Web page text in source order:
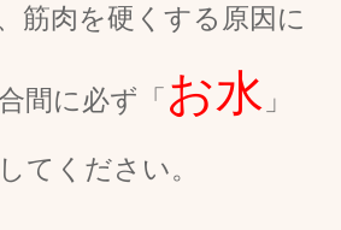
筋肉を硬くする原因に
間に必ず「 お水 」
てください。